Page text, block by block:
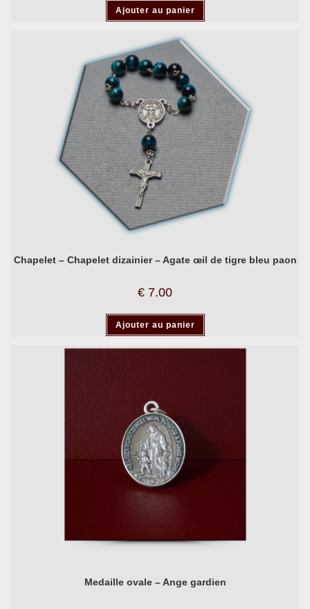
Ajouter au panier
Chapelet – Chapelet dizainier – Agate œil de tigre bleu paon
€ 7.00
Ajouter au panier
Medaille ovale – Ange gardien